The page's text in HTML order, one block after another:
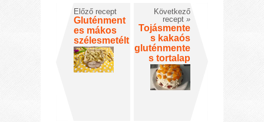
Előző recept
Gluténment
es mákos
szélesmetélt
Következő
recept »
Tojásmente
s kakaós
gluténmente
s tortalap